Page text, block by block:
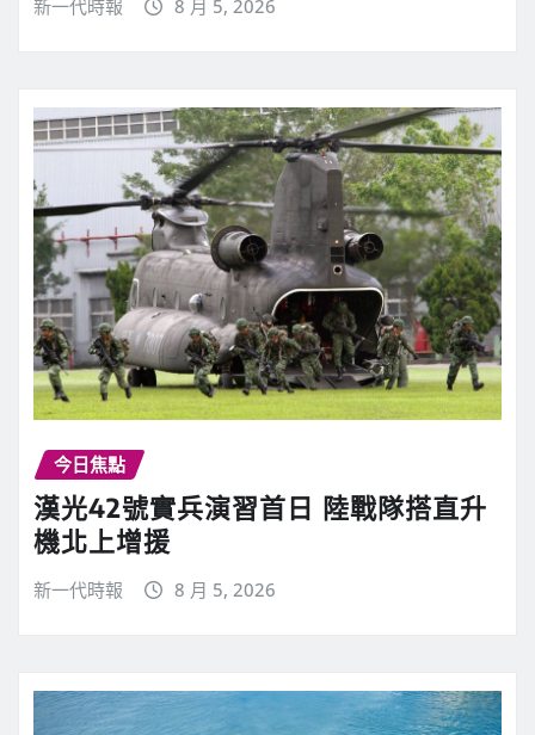
新一代時報 8 月 5, 2026
今日焦點
漢光42號實兵演習首日 陸戰隊搭直升
機北上增援
新一代時報 8 月 5, 2026